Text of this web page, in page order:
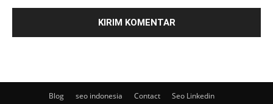
Blog seo indonesia Contact
Seo Linkedin